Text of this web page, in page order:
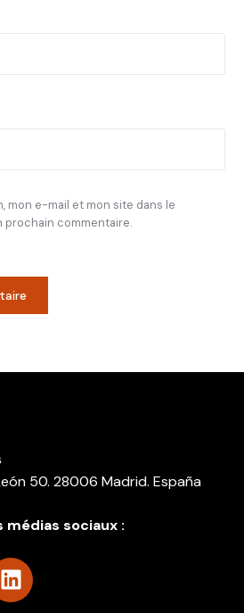
mon e-mail et mon site dans le
prochain commentaire.
50. 28006 Madrid. España
médias sociaux :